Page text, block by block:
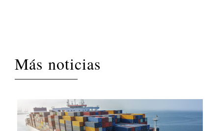
Más noticias